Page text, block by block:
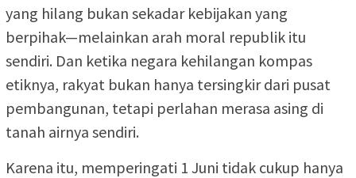
yang hilang bukan sekadar kebijakan yang
berpihak—melainkan arah moral republik itu
sendiri. Dan ketika negara kehilangan kompas
etiknya, rakyat bukan hanya tersingkir dari pusat
pembangunan, tetapi perlahan merasa asing di
tanah airnya sendiri.
Karena itu, memperingati 1 Juni tidak cukup hanya